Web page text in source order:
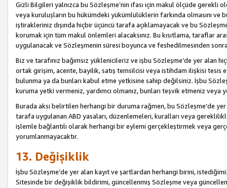
Gizli Bilgileri yalnızca bu Sözleşme’nin ifası için makul ölçüde gerekli
veya kuruluşların bu hükümdeki yükümlülüklerin farkında olmasını ve
iştirakleriniz dışında hiçbir üçüncü tarafa açıklamayacak ve bu
korumak için tüm makul önlemleri alacaksınız. Bu kısıtlama, taraflar
uygulanacak ve Sözleşmenin süresi boyunca ve feshedilmesinden
Biz ve tarafınız bağımsız yüklenicileriz ve işbu Sözleşme’de yer alan
ortak girişim, acente, bayilik, satış temsilcisi veya istihdam ilişkisi
bulunma ya da bunları kabul etme yetkisine sahip değilsiniz. İşbu
kuruma yetki vermeniz, yardımcı olmanız, bunları teşvik etmeniz
Burada aksi belirtilen herhangi bir duruma rağmen, bu Sözleşme’de
tarafa uygulanan ABD yasaları, düzenlemeleri, kuralları veya
işlemle bağlantılı olarak herhangi bir eylemi gerçekleştirmek veya
yorumlanmayacaktır.
13. Değişiklik
İşbu Sözleşme’de yer alan kayıt ve şartlardan herhangi birini,
Sitesinde bir değişiklik bildirimi, güncellenmiş Sözleşme veya